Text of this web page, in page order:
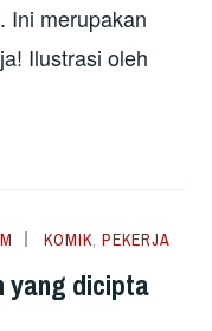
Ini merupakan
Ilustrasi oleh
KOMIK,PEKERJA
yang dicipta